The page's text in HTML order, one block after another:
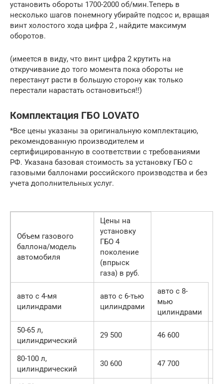
установить обороты 1700-2000 об/мин.Теперь в
несколько шагов понемногу убирайте подсос и, вращая
винт холостого хода цифра 2 , найдите максимум
оборотов.
(имеется в виду, что винт цифра 2 крутить на
откручивание до того момента пока обороты не
перестанут расти в большую сторону как только
перестали нарастать остановиться!!)
Комплектация ГБО LOVATO
*Все цены указаны за оригинальную комплектацию,
рекомендованную производителем и
сертифицированную в соответствии с требованиями
РФ. Указана базовая стоимость за установку ГБО с
газовыми баллонами российского производства и без
учета дополнительных услуг.
Объем газового
баллона/модель
автомобиля
Цены на
установку
ГБО 4
поколение
(впрыск
газа) в руб.
авто с 4-мя
цилиндрами
авто с 6-тью
цилиндрами
авто с 8-
мью
цилиндрами
50-65 л,
цилиндрический
29 500 46 600
80-100 л,
цилиндрический
30 600 47 700